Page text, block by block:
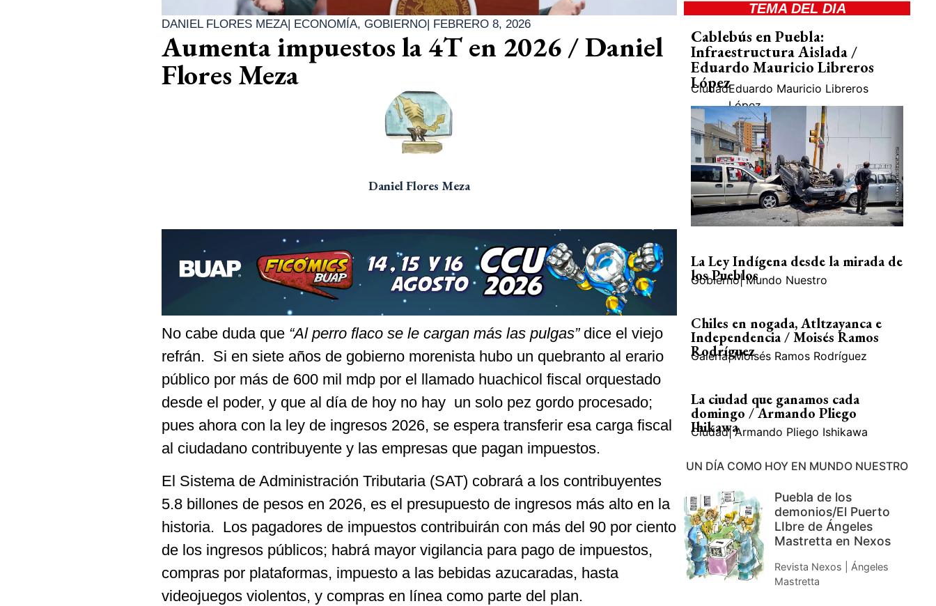
DANIEL FLORES MEZA| ECONOMÍA, GOBIERNO| FEBRERO 8, 2026
Aumenta impuestos la 4T en 2026 / Daniel
Flores Meza
Daniel Flores Meza
No cabe duda que “Al perro flaco se le cargan más las pulgas” dice el viejo
refrán. Si en siete años de gobierno morenista hubo un quebranto al erario
público por más de 600 mil mdp por el llamado huachicol fiscal orquestado
desde el poder, y que al día de hoy no hay un solo pez gordo procesado;
pues ahora con la ley de ingresos 2026, se espera transferir esa carga fiscal
al ciudadano contribuyente y las empresas que pagan impuestos.
El Sistema de Administración Tributaria (SAT) cobrará a los contribuyentes
5.8 billones de pesos en 2026, es el presupuesto de ingresos más alto en la
historia. Los pagadores de impuestos contribuirán con más del 90 por ciento
de los ingresos públicos; habrá mayor vigilancia para pago de impuestos,
compras por plataformas, impuesto a las bebidas azucaradas, hasta
videojuegos violentos, y compras en línea como parte del plan.
TEMA DEL DIA
Cablebús en Puebla:
Infraestructura Aislada /
Eduardo Mauricio Libreros
López
CiudadEduardo Mauricio Libreros
López
La Ley Indígena desde la mirada de
los Pueblos
Gobierno| Mundo Nuestro
Chiles en nogada, Atltzayanca e
Independencia / Moisés Ramos
Rodríguez
Galería| Moisés Ramos Rodríguez
La ciudad que ganamos cada
domingo / Armando Pliego
Ihikawa
Ciudad| Armando Pliego Ishikawa
UN DÍA COMO HOY EN MUNDO NUESTRO
Puebla de los
demonios/El Puerto
LIbre de Ángeles
Mastretta en Nexos
Revista Nexos | Ángeles
Mastretta